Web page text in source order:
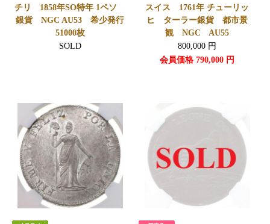
チリ 1858年SO特年 1ペソ
銀貨 NGC AU53 希少発行
51000枚
SOLD
スイス 1761年 チューリッ
ヒ ターラー銀貨 都市景
観 NGC AU55
800,000 円
会員価格 790,000 円